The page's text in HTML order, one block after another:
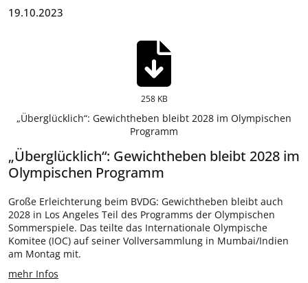
19.10.2023
258 KB
„Überglücklich“: Gewichtheben bleibt 2028 im Olympischen
Programm
„Überglücklich“: Gewichtheben bleibt 2028 im
Olympischen Programm
Große Erleichterung beim BVDG: Gewichtheben bleibt auch
2028 in Los Angeles Teil des Programms der Olympischen
Sommerspiele. Das teilte das Internationale Olympische
Komitee (IOC) auf seiner Vollversammlung in Mumbai/Indien
am Montag mit.
mehr Infos